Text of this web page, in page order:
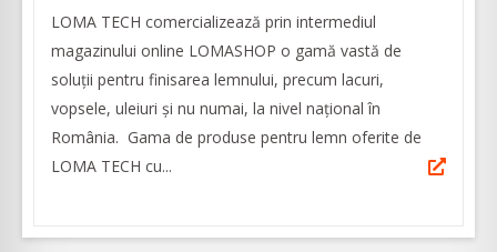
LOMA TECH comercializează prin intermediul
magazinului online LOMASHOP o gamă vastă de
soluții pentru finisarea lemnului, precum lacuri,
vopsele, uleiuri și nu numai, la nivel național în
România. Gama de produse pentru lemn oferite de
LOMA TECH cu...